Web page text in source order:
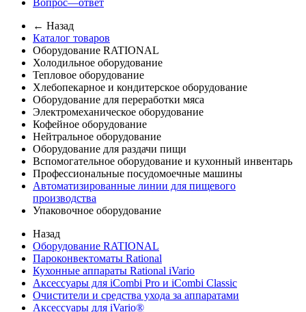
Вопрос—ответ
← Назад
Каталог товаров
Оборудование RATIONAL
Холодильное оборудование
Тепловое оборудование
Хлебопекарное и кондитерское оборудование
Оборудование для переработки мяса
Электромеханическое оборудование
Кофейное оборудование
Нейтральное оборудование
Оборудование для раздачи пищи
Вспомогательное оборудование и кухонный инвентарь
Профессиональные посудомоечные машины
Автоматизированные линии для пищевого
производства
Упаковочное оборудование
Назад
Оборудование RATIONAL
Пароконвектоматы Rational
Кухонные аппараты Rational iVario
Аксессуары для iCombi Pro и iCombi Classic
Очистители и средства ухода за аппаратами
Аксессуары для iVario®